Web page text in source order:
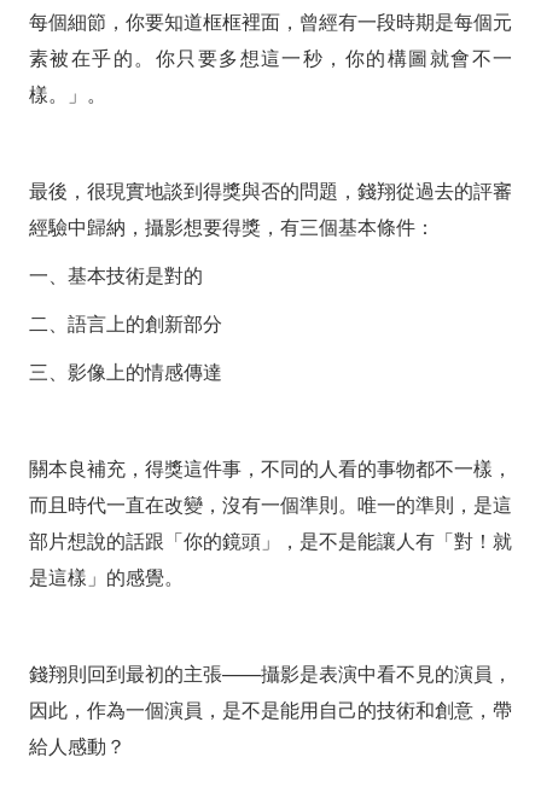
每個細節，你要知道框框裡面，曾經有一段時期是每個元
素被在乎的。你只要多想這一秒，你的構圖就會不一
樣。」。
最後，很現實地談到得獎與否的問題，錢翔從過去的評審
經驗中歸納，攝影想要得獎，有三個基本條件：
一、基本技術是對的
二、語言上的創新部分
三、影像上的情感傳達
關本良補充，得獎這件事，不同的人看的事物都不一樣，
而且時代一直在改變，沒有一個準則。唯一的準則，是這
部片想說的話跟「你的鏡頭」，是不是能讓人有「對！就
是這樣」的感覺。
錢翔則回到最初的主張——攝影是表演中看不見的演員，
因此，作為一個演員，是不是能用自己的技術和創意，帶
給人感動？